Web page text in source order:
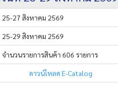
25-27 สิงหาคม 2569
25-29 สิงหาคม 2569
จำนวนรายการสินค้า 606 รายการ
ดาวน์โหลด E-Catalog